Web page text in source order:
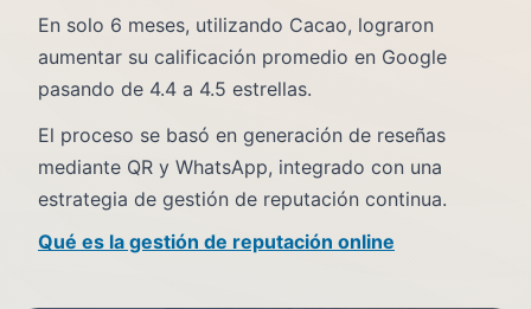
En solo 6 meses, utilizando Cacao, lograron
aumentar su calificación promedio en Google
pasando de 4.4 a 4.5 estrellas.
El proceso se basó en generación de reseñas
mediante QR y WhatsApp, integrado con una
estrategia de gestión de reputación continua.
Qué es la gestión de reputación online